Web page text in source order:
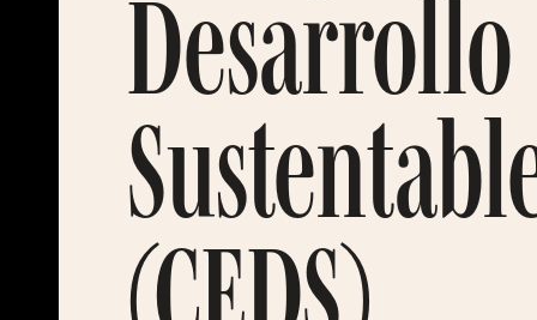
Desarrollo